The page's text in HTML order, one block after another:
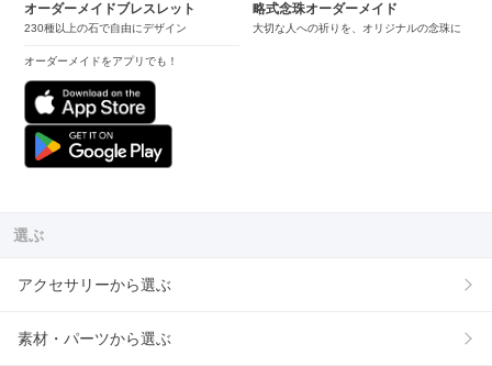
オーダーメイドブレスレット
230種以上の石で自由にデザイン
オーダーメイドをアプリでも！
略式念珠オーダーメイド
大切な人への祈りを、オリジナルの念珠に
選ぶ
アクセサリーから選ぶ
素材・パーツから選ぶ